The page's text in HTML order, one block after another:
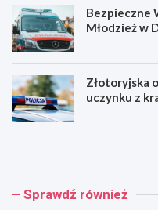
Bezpieczne
Młodzież w
Złotoryjska
uczynku z
H
n
R
n Sprawdź również